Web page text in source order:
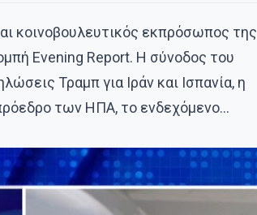
κοινοβουλευτικός εκπρόσωπος της
Evening Report. Η σύνοδος του
Τραμπ για Ιράν και Ισπανία, η
των ΗΠΑ, το ενδεχόμενο…